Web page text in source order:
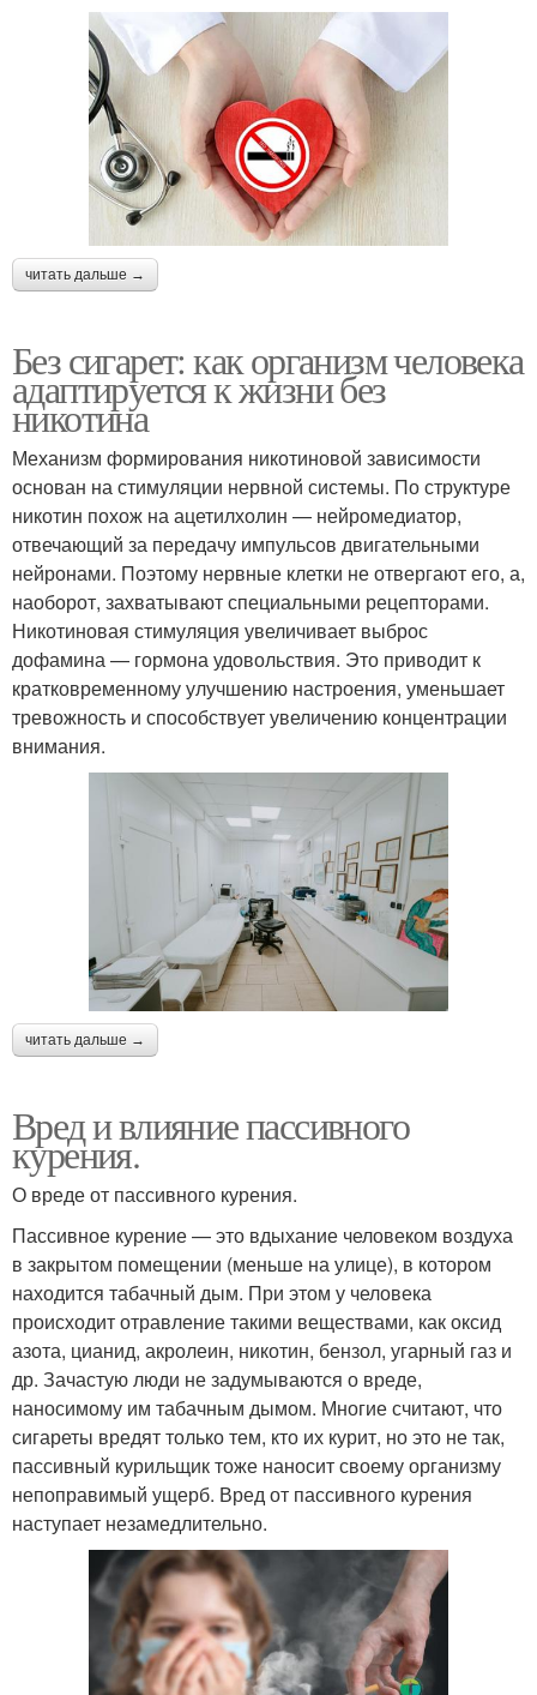
читать дальше →
Без сигарет: как организм человека
адаптируется к жизни без
никотина
Механизм формирования никотиновой зависимости
основан на стимуляции нервной системы. По структуре
никотин похож на ацетилхолин — нейромедиатор,
отвечающий за передачу импульсов двигательными
нейронами. Поэтому нервные клетки не отвергают его, а,
наоборот, захватывают специальными рецепторами.
Никотиновая стимуляция увеличивает выброс
дофамина — гормона удовольствия. Это приводит к
кратковременному улучшению настроения, уменьшает
тревожность и способствует увеличению концентрации
внимания.
читать дальше →
Вред и влияние пассивного
курения.
О вреде от пассивного курения.
Пассивное курение — это вдыхание человеком воздуха
в закрытом помещении (меньше на улице), в котором
находится табачный дым. При этом у человека
происходит отравление такими веществами, как оксид
азота, цианид, акролеин, никотин, бензол, угарный газ и
др. Зачастую люди не задумываются о вреде,
наносимому им табачным дымом. Многие считают, что
сигареты вредят только тем, кто их курит, но это не так,
пассивный курильщик тоже наносит своему организму
непоправимый ущерб. Вред от пассивного курения
наступает незамедлительно.